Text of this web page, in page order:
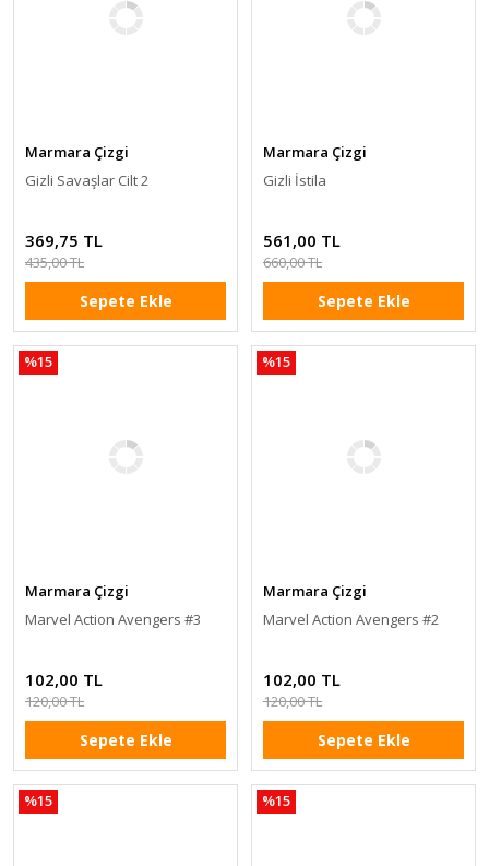
Marmara Çizgi
Gizli Savaşlar Cilt 2
369,75 TL
435,00 TL
Sepete Ekle
Marmara Çizgi
Gizli İstila
561,00 TL
660,00 TL
Sepete Ekle
%15
Marmara Çizgi
Marvel Action Avengers #3
102,00 TL
120,00 TL
Sepete Ekle
%15
Marmara Çizgi
Marvel Action Avengers #2
102,00 TL
120,00 TL
Sepete Ekle
%15 %15